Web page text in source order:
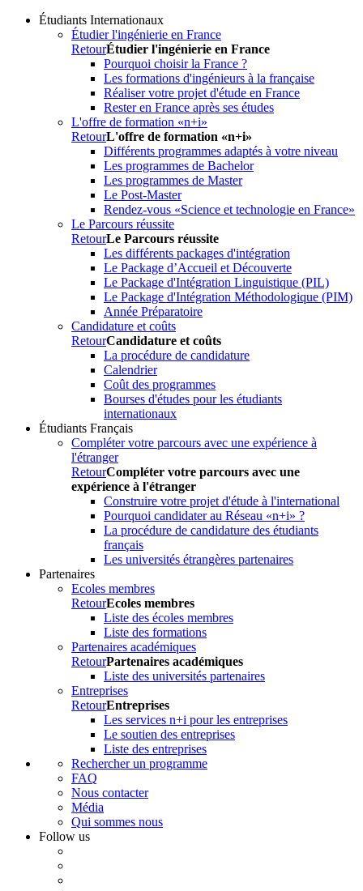
Étudiants Internationaux
Étudier l'ingénierie en France
RetourÉtudier l'ingénierie en France
Pourquoi choisir la France ?
Les formations d'ingénieurs à la française
Réaliser votre projet d'étude en France
Rester en France après ses études
L'offre de formation «n+i»
RetourL'offre de formation «n+i»
Différents programmes adaptés à votre niveau
Les programmes de Bachelor
Les programmes de Master
Le Post-Master
Rendez-vous «Science et technologie en France»
Le Parcours réussite
RetourLe Parcours réussite
Les différents packages d'intégration
Le Package d’Accueil et Découverte
Le Package d'Intégration Linguistique (PIL)
Le Package d'Intégration Méthodologique (PIM)
Année Préparatoire
Candidature et coûts
RetourCandidature et coûts
La procédure de candidature
Calendrier
Coût des programmes
Bourses d'études pour les étudiants
internationaux
Étudiants Français
Compléter votre parcours avec une expérience à
l'étranger
RetourCompléter votre parcours avec une
expérience à l'étranger
Construire votre projet d'étude à l'international
Pourquoi candidater au Réseau «n+i» ?
La procédure de candidature des étudiants
français
Les universités étrangères partenaires
Partenaires
Ecoles membres
RetourEcoles membres
Liste des écoles membres
Liste des formations
Partenaires académiques
RetourPartenaires académiques
Liste des universités partenaires
Entreprises
RetourEntreprises
Les services n+i pour les entreprises
Le soutien des entreprises
Liste des entreprises
Rechercher un programme
FAQ
Nous contacter
Média
Qui sommes nous
Follow us